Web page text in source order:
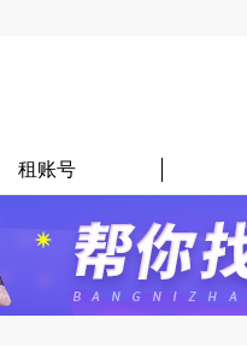
租账号